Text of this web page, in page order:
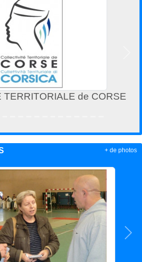
TERRITORIALE de CORSE
+ de photos